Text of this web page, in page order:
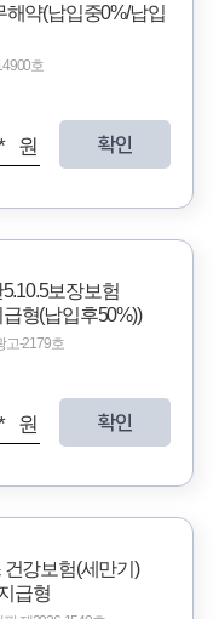
해약(납입중0%/납입
호
원 확인
보장보험
형(납입후50%))
고-2179호
원 확인
건강보험(세만기)
급형